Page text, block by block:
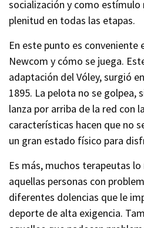
socialización y como
plenitud en todas las etapas.
En este punto es conveniente
Newcom y cómo se juega.
adaptación del Vóley, surgió
1895. La pelota no se golpea,
lanza por arriba de la red con
características hacen que no
un gran estado físico para
Es más, muchos terapeutas
aquellas personas con
diferentes dolencias que le
deporte de alta exigencia.